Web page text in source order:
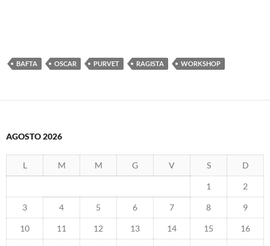
BAFTA OSCAR PURVET RAGISTA WORKSHOP
AGOSTO 2026
L M M G V S D
1 2
3 4 5 6 7 8 9
10 11 12 13 14 15 16